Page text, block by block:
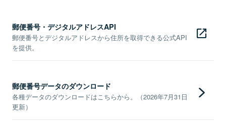
郵便番号・デジタルアドレスAPI
郵便番号とデジタルアドレスから住所を取得できる公式API
を提供。
郵便番号データのダウンロード
各種データのダウンロードはこちらから。（2026年7月31日
更新）